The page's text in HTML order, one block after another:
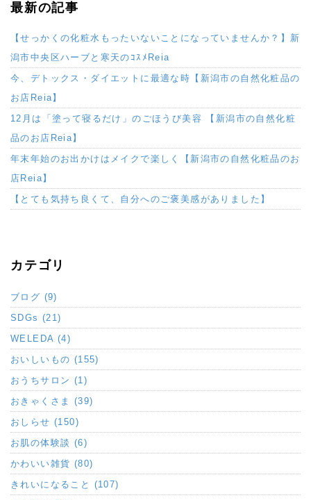
最新の記事
【せっかくの化粧水もったいないことになっていませんか？】新
潟市中央区ハーブと寒天のｺｽﾒReia
今、デトックス・ダイエットに最適な時【新潟市の自然化粧品の
お店Reia】
12月は「塗って寝るだけ」のごほうび美容 【新潟市の自然化粧
品のお店Reia】
年末年始のお出かけはメイクで楽しく【新潟市の自然化粧品のお
店Reia】
【とても気持ち良くて、自分へのご褒美感がありました】
カテゴリ
ブログ (9)
SDGs (21)
WELEDA (4)
おいしいもの (155)
おうちサロン (1)
おきゃくさま (39)
おしらせ (150)
お肌の体験談 (6)
かわいい雑貨 (80)
きれいになること (107)